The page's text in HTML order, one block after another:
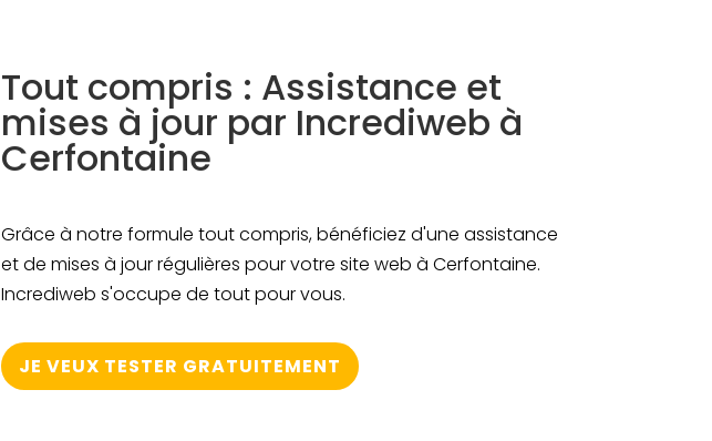
Tout compris : Assistance et
mises à jour par Incrediweb à
Cerfontaine
Grâce à notre formule tout compris, bénéficiez d'une assistance
et de mises à jour régulières pour votre site web à Cerfontaine.
Incrediweb s'occupe de tout pour vous.
JE VEUX TESTER GRATUITEMENT